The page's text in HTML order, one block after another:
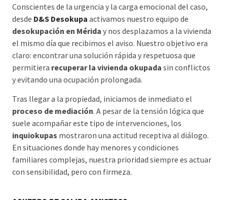
Conscientes de la urgencia y la carga emocional del caso,
desde D&S Desokupa activamos nuestro equipo de
desokupación en Mérida y nos desplazamos a la vivienda
el mismo día que recibimos el aviso. Nuestro objetivo era
claro: encontrar una solución rápida y respetuosa que
permitiera recuperar la vivienda okupada sin conflictos
y evitando una ocupación prolongada.
Tras llegar a la propiedad, iniciamos de inmediato el
proceso de mediación. A pesar de la tensión lógica que
suele acompañar este tipo de intervenciones, los
inquiokupas mostraron una actitud receptiva al diálogo.
En situaciones donde hay menores y condiciones
familiares complejas, nuestra prioridad siempre es actuar
con sensibilidad, pero con firmeza.